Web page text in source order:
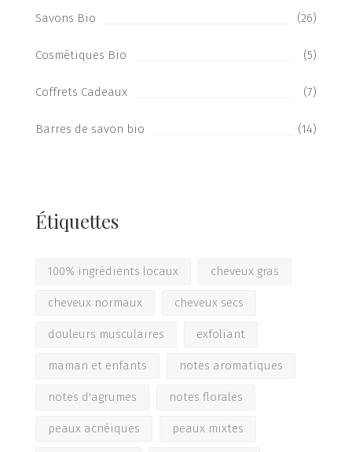
Savons Bio (26)
Cosmétiques Bio (5)
Coffrets Cadeaux (7)
Barres de savon bio (14)
Étiquettes
100% ingrédients locaux cheveux gras
cheveux normaux cheveux secs
douleurs musculaires exfoliant
maman et enfants notes aromatiques
notes d'agrumes notes florales
peaux acnéiques peaux mixtes